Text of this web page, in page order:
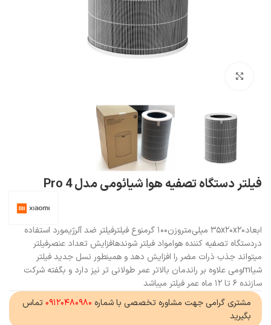
فیلتر دستگاه تصفیه هوا شیائومی مدل 4 Pro
ابعاد۳۵x۲۰x۲۰ میلی‌متروزن۱۰۰ گرمنوع فیلترفیلتر ضد آلرژیمورد استفاده
دردستگاه تصفیه کننده هوامواد فیلتر شوندهافزایش تعداد عنصرفیلتر
میتواند جذب ذرات مضر را افزایش دهد و همینطور نسل جدید فیلتر
شیاmومی علاوه بر راندمان بالاتر عمر طولانی تر نیز دارد و بگفته شرکت
سازنده ۶ تا ۱۲ ماه عمر فیلتر میباشد
مشتری گرامی جهت مشاوره تخصصی با شماره ۰۹۱۲۰۴۸۰۹۸۰ تماس
بگیرید